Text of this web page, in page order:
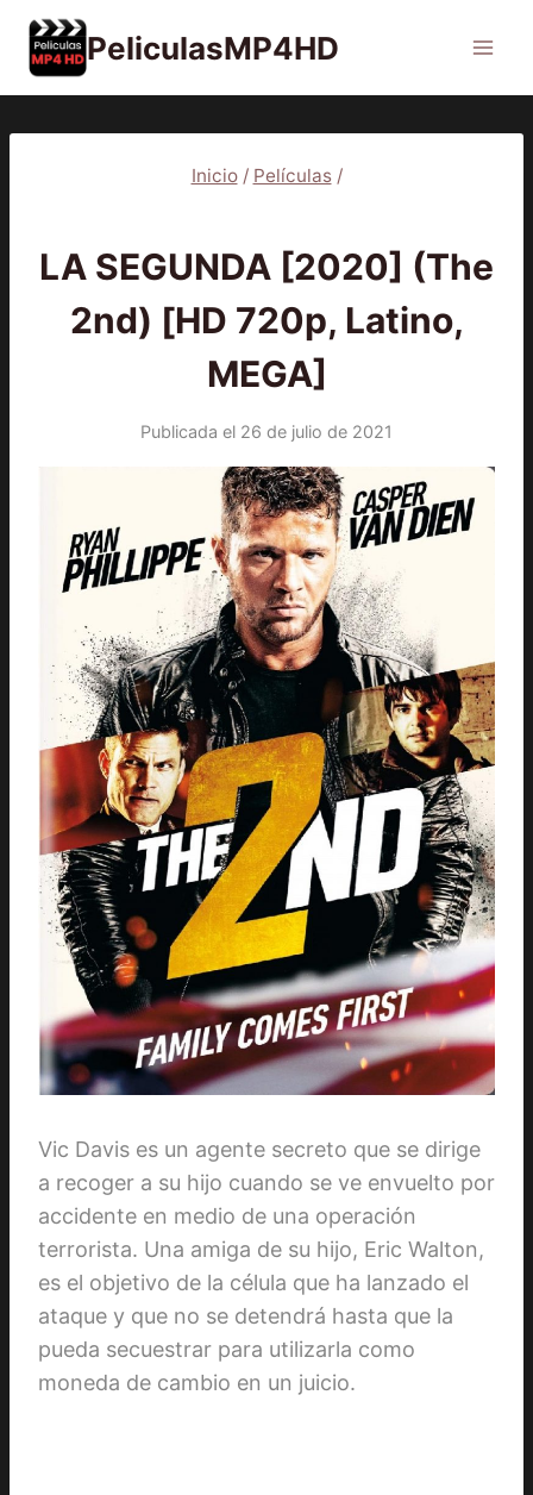
Saltar
contenido
PeliculasMP4HD
Inicio / Películas /
LA SEGUNDA [2020] (The
2nd) [HD 720p, Latino,
MEGA]
Publicada el 26 de julio de 2021
Vic Davis es un agente secreto que se dirige
a recoger a su hijo cuando se ve envuelto por
accidente en medio de una operación
terrorista. Una amiga de su hijo, Eric Walton,
es el objetivo de la célula que ha lanzado el
ataque y que no se detendrá hasta que la
pueda secuestrar para utilizarla como
moneda de cambio en un juicio.